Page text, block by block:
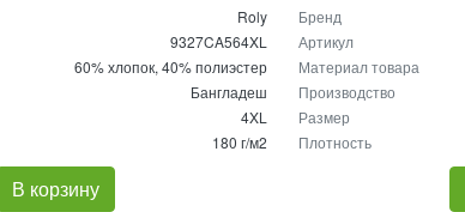
Roly
9327CA564XL
60% хлопок, 40% полиэстер
Бангладеш
4XL
180 г/м2
В корзину
Бренд
Артикул
Материал товара
Производство
Размер
Плотность